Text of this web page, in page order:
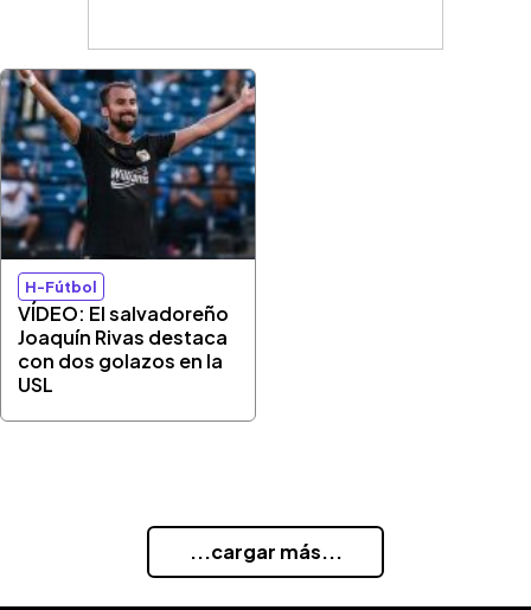
H-Fútbol
VÍDEO: El salvadoreño
Joaquín Rivas destaca
con dos golazos en la
USL
...cargar más...